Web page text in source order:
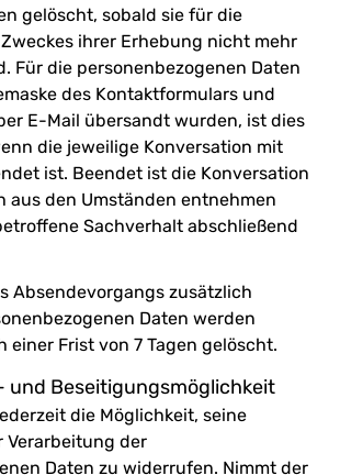
gelöscht, sobald sie für die
ihrer Erhebung nicht mehr
Für die personenbezogenen Daten
des Kontaktformulars und
E-Mail übersandt wurden, ist dies
die jeweilige Konversation mit
ist. Beendet ist die Konversation
aus den Umständen entnehmen
Sachverhalt abschließend
Absendevorgangs zusätzlich
Daten werden
einer Frist von 7 Tagen gelöscht.
und Beseitigungsmöglichkeit
die Möglichkeit, seine
Verarbeitung der
Daten zu widerrufen. Nimmt der